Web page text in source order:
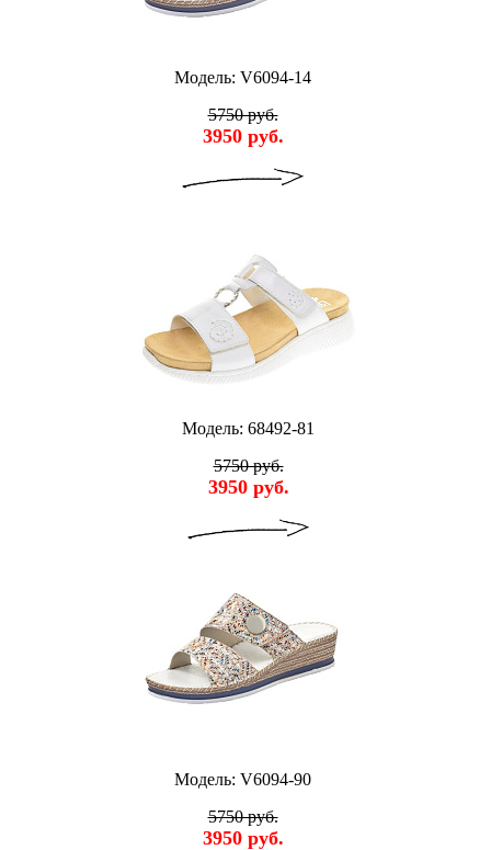
Модель: V6094-14
5750 руб.
3950 руб.
Модель: 68492-81
5750 руб.
3950 руб.
Модель: V6094-90
5750 руб.
3950 руб.